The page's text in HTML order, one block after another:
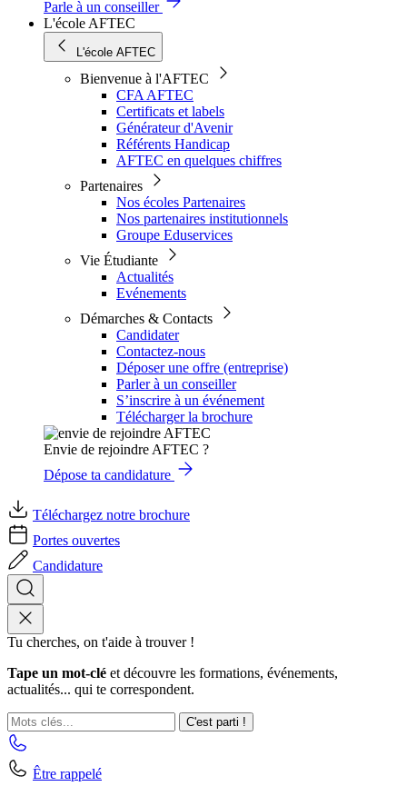
Parle à un conseiller
L'école AFTEC
L'école AFTEC
Bienvenue à l'AFTEC
CFA AFTEC
Certificats et labels
Générateur d'Avenir
Référents Handicap
AFTEC en quelques chiffres
Partenaires
Nos écoles Partenaires
Nos partenaires institutionnels
Groupe Eduservices
Vie Étudiante
Actualités
Evénements
Démarches & Contacts
Candidater
Contactez-nous
Déposer une offre (entreprise)
Parler à un conseiller
S’inscrire à un événement
Télécharger la brochure
Envie de rejoindre AFTEC ?
Dépose ta candidature
Téléchargez notre brochure
Portes ouvertes
Candidature
Tu cherches, on t'aide à trouver !
Tape un mot-clé et découvre les formations, événements,
actualités... qui te correspondent.
C'est parti !
Être rappelé